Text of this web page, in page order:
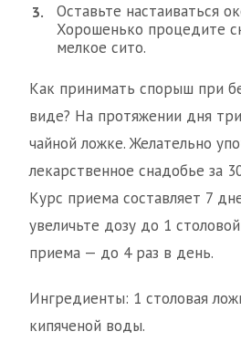
Оставьте настаиваться
Хорошенько процедите
мелкое сито.
Как принимать спорыш при
виде? На протяжении дня
чайной ложке. Желательно
лекарственное снадобье за
Курс приема составляет 7
увеличьте дозу до 1
приема — до 4 раз в день.
Ингредиенты: 1 столовая
кипяченой воды.